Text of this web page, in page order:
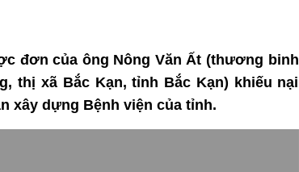
đơn của ông Nông Văn Ất (thương binh
thị xã Bắc Kạn, tỉnh Bắc Kạn) khiếu nại
xây dựng Bệnh viện của tỉnh.